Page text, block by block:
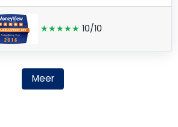
★★★★★ 10/10
Meer